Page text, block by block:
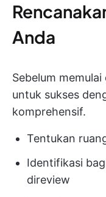
Anda
Sebelum
untuk sukses
komprehensif.
Tentukan
Identifikasi
direview